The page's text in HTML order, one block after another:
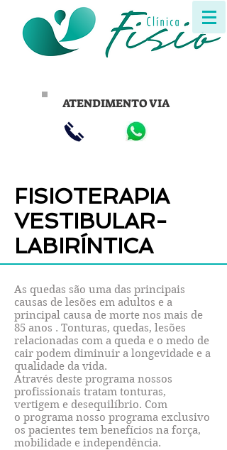
ATENDIMENTO VIA
FISIOTERAPIA
VESTIBULAR-
LABIRÍNTICA
As quedas são uma das principais
causas de lesões em adultos e a
principal causa de morte nos mais de
85 anos . Tonturas, quedas, lesões
relacionadas com a queda e o medo de
cair podem diminuir a longevidade e a
qualidade da vida.
Através deste programa nossos
profissionais tratam tonturas,
vertigem e desequilíbrio. Com
o programa nosso programa exclusivo
os pacientes tem benefícios na força,
mobilidade e independência.